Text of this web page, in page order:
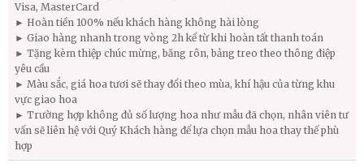
Visa, MasterCard
► Hoàn tiền 100% nếu khách hàng không hài lòng
► Giao hàng nhanh trong vòng 2h kể từ khi hoàn tất thanh toán
► Tặng kèm thiệp chúc mừng, băng rôn, bảng treo theo thông điệp
yêu cầu
► Màu sắc, giá hoa tươi sẽ thay đổi theo mùa, khí hậu của từng khu
vực giao hoa
► Trường hợp không đủ số lượng hoa như mẫu đã chọn, nhân viên tư
vấn sẽ liên hệ với Quý Khách hàng để lựa chọn mẫu hoa thay thế phù
hợp